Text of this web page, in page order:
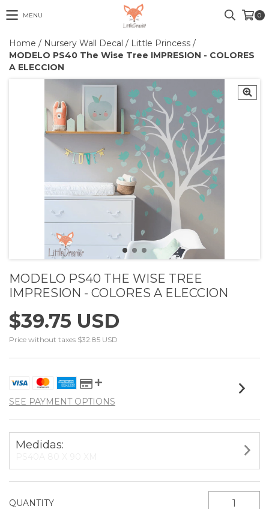
MENU 0
Home / Nursery Wall Decal / Little Princess /
MODELO PS40 The Wise Tree IMPRESION - COLORES
A ELECCION
MODELO PS40 THE WISE TREE
IMPRESION - COLORES A ELECCION
$39.75 USD
Price without taxes $32.85 USD
SEE PAYMENT OPTIONS
Medidas:
QUANTITY